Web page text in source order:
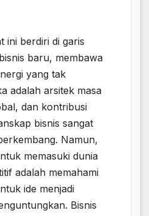
ini berdiri di garis
baru, membawa
yang tak
adalah arsitek masa
dan kontribusi
bisnis sangat
Namun,
memasuki dunia
adalah memahami
ide menjadi
Bisnis